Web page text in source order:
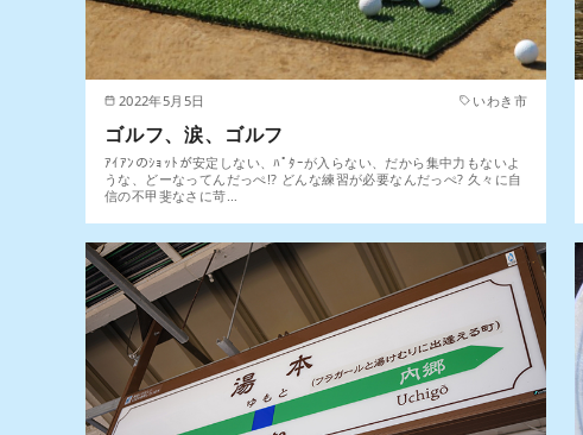
2022年5月5日 いわき市
ゴルフ、涙、ゴルフ
ｱｲｱﾝのｼｮｯﾄが安定しない、ﾊﾟﾀｰが入らない、だから集中力もないよ
うな、どーなってんだっぺ!? どんな練習が必要なんだっぺ? 久々に自
信の不甲斐なさに苛…